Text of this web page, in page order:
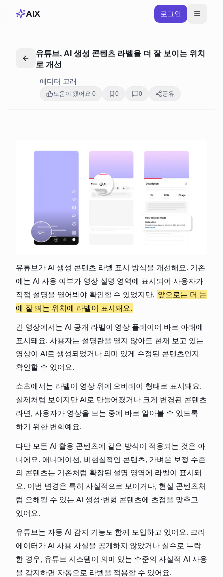
AIX 로그인
유튜브, AI 생성 콘텐츠 라벨을 더 잘 보이는 위치
로 개선
에디터 고래
도움이 됐어요 0 0 0 공유
유튜브가 AI 생성 콘텐츠 라벨 표시 방식을 개선해요. 기존
에는 AI 사용 여부가 영상 설명 영역에 표시되어 사용자가
직접 설명을 열어봐야 확인할 수 있었지만, 앞으로는 더 눈
에 잘 띄는 위치에 라벨이 표시돼요.
긴 영상에서는 AI 공개 라벨이 영상 플레이어 바로 아래에
표시돼요. 사용자는 설명란을 열지 않아도 현재 보고 있는
영상이 AI로 생성되었거나 의미 있게 수정된 콘텐츠인지
확인할 수 있어요.
쇼츠에서는 라벨이 영상 위에 오버레이 형태로 표시돼요.
실제처럼 보이지만 AI로 만들어졌거나 크게 변경된 콘텐츠
라면, 사용자가 영상을 보는 중에 바로 알아볼 수 있도록
하기 위한 변화예요.
다만 모든 AI 활용 콘텐츠에 같은 방식이 적용되는 것은 아
니에요. 애니메이션, 비현실적인 콘텐츠, 가벼운 보정 수준
의 콘텐츠는 기존처럼 확장된 설명 영역에 라벨이 표시돼
요. 이번 변경은 특히 사실적으로 보이거나, 현실 콘텐츠처
럼 오해될 수 있는 AI 생성·변형 콘텐츠에 초점을 맞추고
있어요.
유튜브는 자동 AI 감지 기능도 함께 도입하고 있어요. 크리
에이터가 AI 사용 사실을 공개하지 않았거나 실수로 누락
한 경우, 유튜브 시스템이 의미 있는 수준의 사실적 AI 사용
을 감지하면 자동으로 라벨을 적용할 수 있어요.